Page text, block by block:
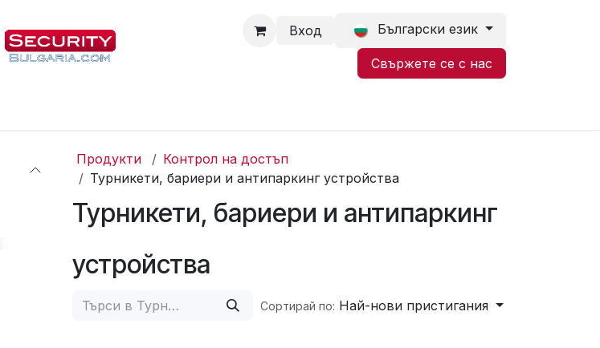
Вход Български език
Свържете се с нас
Продукти
Контрол на достъп
Турникети, бариери и антипаркинг устройства
Турникети, бариери и антипаркинг
устройства
Сортирай по: Най-нови пристигания